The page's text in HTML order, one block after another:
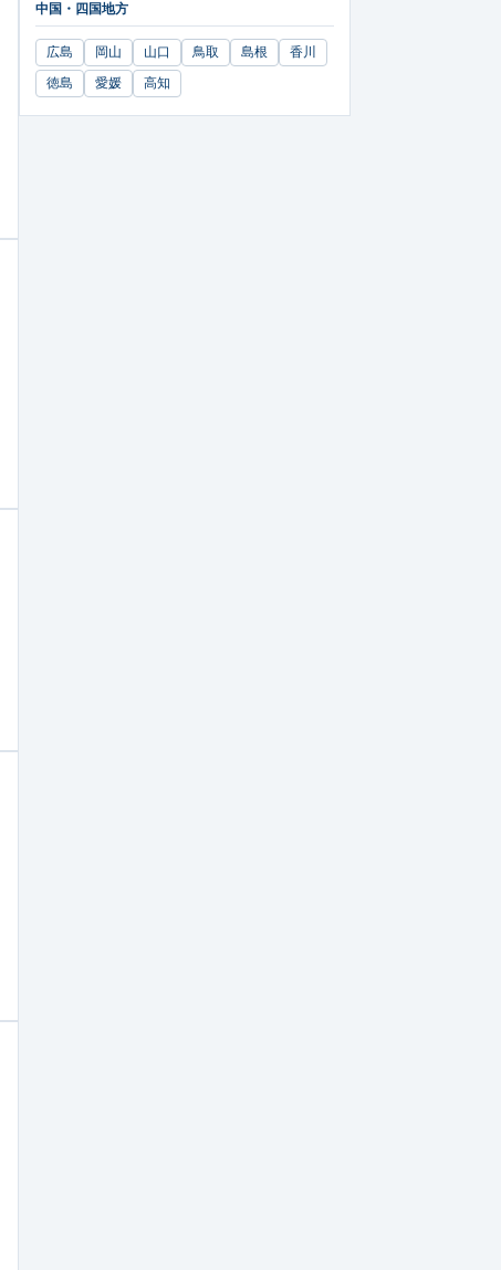
中国・四国地方
広島 岡山 山口 鳥取 島根
香川
徳島
愛媛 高知